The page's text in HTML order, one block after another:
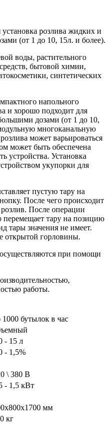
розлива жидких и
(от 1 до 10, 15л. и более).
воды, растительного
бытовой химии,
синтетических
напольного
и хорошо подходит для
дозами (от 1 до 10,
многоканальную
может варьироваться
может быть обеспечена
устройства. Установка
укупорки для
пустую тару на
После чего происходит
После операции
перемещает тару на позицию
тары значения не имеет.
открытой горловины.
при помощи
работы.
1000 бутылок в час
- 15 л
- 1,5%
\ 380 В
- 1,5 кВт
мм
кг